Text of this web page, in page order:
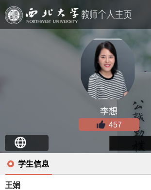
李想
457
学生信息
王娟